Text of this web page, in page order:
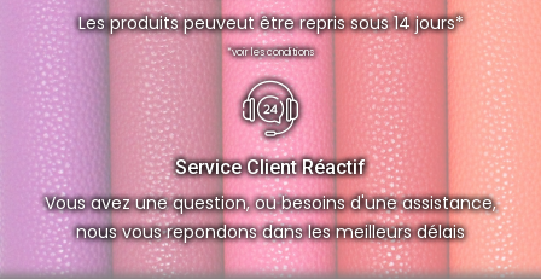
Les produits peuveut être repris sous 14 jours*
*voir les conditions
Service Client Réactif
Vous avez une question, ou besoins d'une assistance,
nous vous repondons dans les meilleurs délais